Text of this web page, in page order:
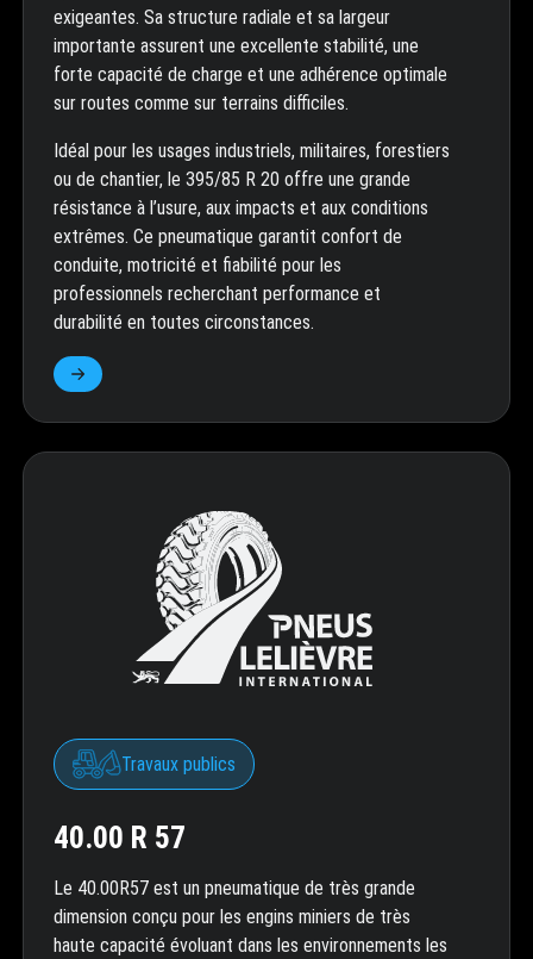
exigeantes. Sa structure radiale et sa largeur
importante assurent une excellente stabilité, une
forte capacité de charge et une adhérence optimale
sur routes comme sur terrains difficiles.
Idéal pour les usages industriels, militaires, forestiers
ou de chantier, le 395/85 R 20 offre une grande
résistance à l’usure, aux impacts et aux conditions
extrêmes. Ce pneumatique garantit confort de
conduite, motricité et fiabilité pour les
professionnels recherchant performance et
durabilité en toutes circonstances.
Travaux publics
40.00 R 57
Le 40.00R57 est un pneumatique de très grande
dimension conçu pour les engins miniers de très
haute capacité évoluant dans les environnements les